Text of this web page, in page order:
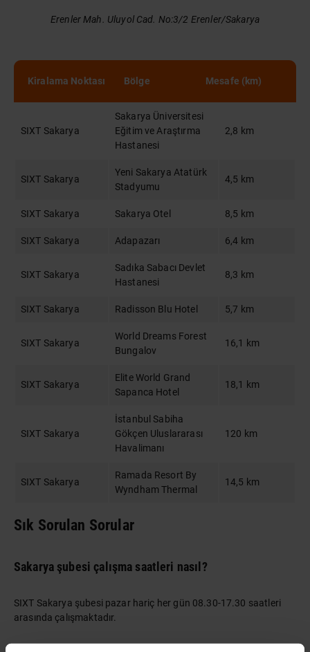
Erenler Mah. Uluyol Cad. No:3/2 Erenler/Sakarya
Kiralama Noktası Bölge Mesafe (km)
SIXT Sakarya
Sakarya Üniversitesi
Eğitim ve Araştırma
Hastanesi
2,8 km
SIXT Sakarya
Yeni Sakarya Atatürk
Stadyumu
4,5 km
SIXT Sakarya Sakarya Otel 8,5 km
SIXT Sakarya Adapazarı 6,4 km
SIXT Sakarya
Sadıka Sabacı Devlet
Hastanesi
8,3 km
SIXT Sakarya Radisson Blu Hotel 5,7 km
SIXT Sakarya
World Dreams Forest
Bungalov
16,1 km
SIXT Sakarya
Elite World Grand
Sapanca Hotel
18,1 km
SIXT Sakarya
İstanbul Sabiha
Gökçen Uluslararası
Havalimanı
120 km
SIXT Sakarya
Ramada Resort By
Wyndham Thermal
14,5 km
Sık Sorulan Sorular
Sakarya şubesi çalışma saatleri nasıl?
SIXT Sakarya şubesi pazar hariç her gün 08.30-17.30 saatleri
arasında çalışmaktadır.